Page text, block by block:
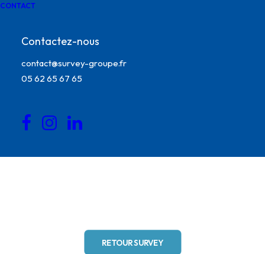
CONTACT
Contactez-nous
contact@survey-groupe.fr
05 62 65 67 65
marquage au sol des réseaux survey
RETOUR SURVEY